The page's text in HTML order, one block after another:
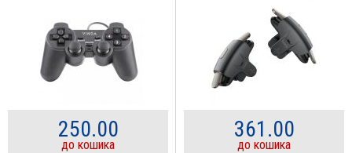
250.00
до кошика
361.00
до кошика